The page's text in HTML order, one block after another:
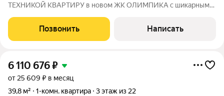
ТЕХНИКОЙ КВАРТИРУ в новом ЖК ОЛИМПИКА с шикарным
Школа Искусств , студия красоты , пиццерия . - в шаговой
доступности школа , детские сады ,
Позвонить Написать
6 110 676₽
от 25 609 ₽ в месяц
39,8 м²
1-комн. квартира 3 этаж из 22